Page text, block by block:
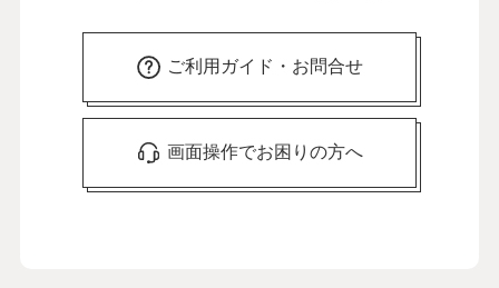
ご利用ガイド・お問合せ
画面操作でお困りの方へ